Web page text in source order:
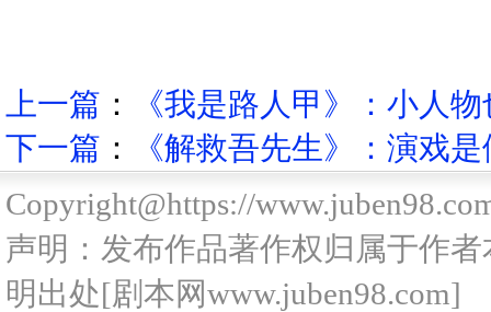
上一篇 ：
《我是路人甲》：小人
下一篇 ：
《解救吾先生》：演戏
Copyright@https://
声明：发布作品著作权归属于作
明出处[剧本网www.juben98.com]